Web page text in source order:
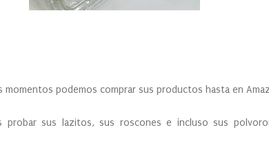
momentos podemos comprar sus productos hasta en
probar sus lazitos, sus roscones e incluso sus